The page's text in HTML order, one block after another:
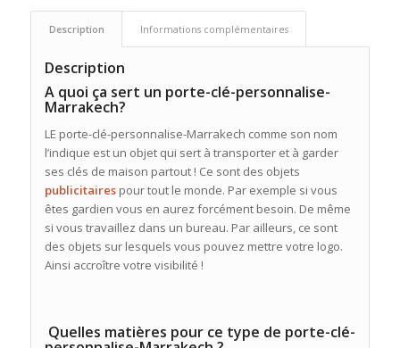
Description Informations complémentaires
Description
A quoi ça sert un porte-clé-personnalise-
Marrakech?
LE porte-clé-personnalise-Marrakech comme son nom
l’indique est un objet qui sert à transporter et à garder
ses clés de maison partout ! Ce sont des objets
publicitairespour tout le monde. Par exemple si vous
êtes gardien vous en aurez forcément besoin. De même
si vous travaillez dans un bureau. Par ailleurs, ce sont
des objets sur lesquels vous pouvez mettre votre logo.
Ainsi accroître votre visibilité !
Quelles matières pour ce type de porte-clé-